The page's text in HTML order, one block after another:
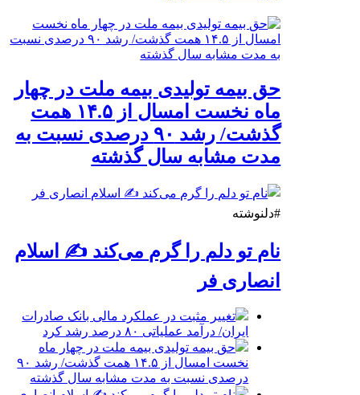
حق بیمه تولیدی بیمه ملت در چهار
ماه نخست امسال از ۱۴.۵ همت
گذشت/ رشد ۹۰ درصدی نسبت به
مدت مشابه سال گذشته
#دلنوشته
نام تو دلم را گرم می‌کند ✍️ اسلام
انصاری فر
تغییر مثبت در عملکرد مالی بانک صادرات
ایران/ درآمد عملیاتی ۸۰ درصد رشد کرد
حق بیمه تولیدی بیمه ملت در چهار ماه
نخست امسال از ۱۴.۵ همت گذشت/ رشد ۹۰
درصدی نسبت به مدت مشابه سال گذشته